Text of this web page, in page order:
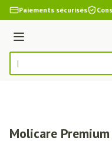
Aller au contenu
Paiements sécurisés
Menu
Rechercher
Molicare